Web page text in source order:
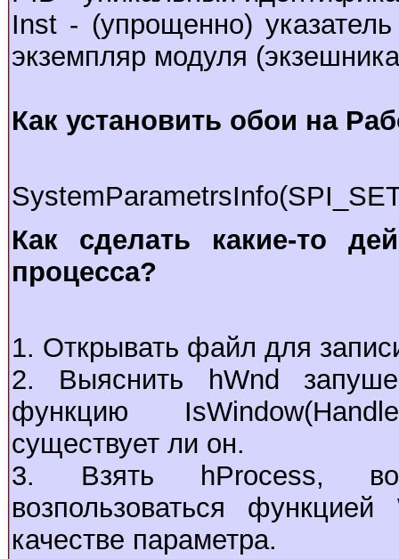
Inst - (упрощенно)
экземпляр модуля
Как установить обои на
Как сделать какие-то
процесса?
1. Открывать файл для
2. Выяснить hWnd
функцию
существует ли он.
3. Взять hProcess,
возпользоваться
качестве параметра.